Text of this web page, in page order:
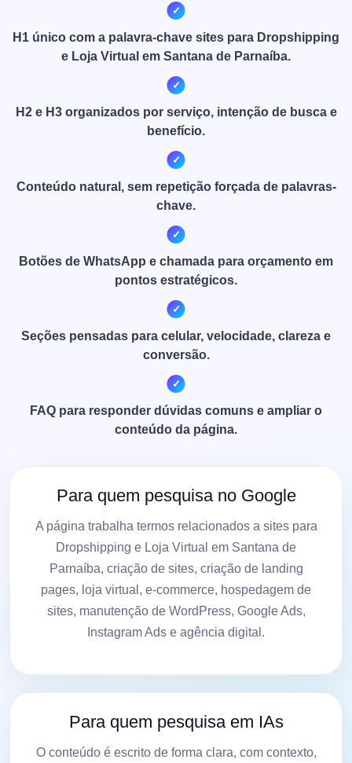
H1 único com a palavra-chave sites para Dropshipping
e Loja Virtual em Santana de Parnaíba.
H2 e H3 organizados por serviço, intenção de busca e
benefício.
Conteúdo natural, sem repetição forçada de palavras-
chave.
Botões de WhatsApp e chamada para orçamento em
pontos estratégicos.
Seções pensadas para celular, velocidade, clareza e
conversão.
FAQ para responder dúvidas comuns e ampliar o
conteúdo da página.
Para quem pesquisa no Google
A página trabalha termos relacionados a sites para
Dropshipping e Loja Virtual em Santana de
Parnaíba, criação de sites, criação de landing
pages, loja virtual, e-commerce, hospedagem de
sites, manutenção de WordPress, Google Ads,
Instagram Ads e agência digital.
Para quem pesquisa em IAs
O conteúdo é escrito de forma clara, com contexto,